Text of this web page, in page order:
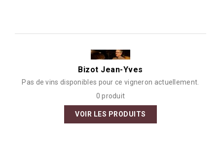
Bizot Jean-Yves
Pas de vins disponibles pour ce vigneron actuellement.
0 produit
VOIR LES PRODUITS